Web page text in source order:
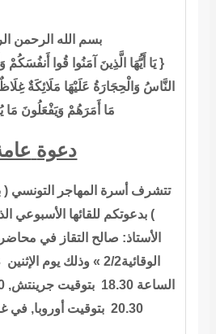
بسم الله الرحمن
{يَا أَيُّهَا الَّذِينَ آمَنُوا قُوا أَنفُسَكُمْ
النَّاسُ وَالْحِجَارَةُ عَلَيْهَا مَلَائِكَةٌ
مَا أَمَرَهُمْ وَيَفْعَلُونَ مَا
دعوة
تتشرف أسرة المهاجر التونسي (
) بدعوتكم للقائها الأسبوعي
الأستاذ: صالح التقاز في
الوقائية2/2
» وذلك يوم الإثنين
الساعة18.30 بتوقيت جرينتش,
20.30 بتوقيت أ وروبا, في